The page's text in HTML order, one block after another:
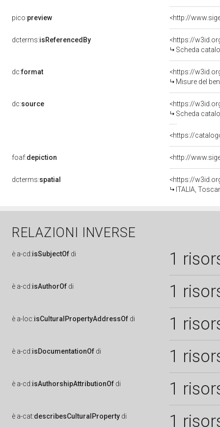
pico:preview
dcterms:isReferencedBy
<https://
Scheda
dc:format
<https://
Misure del
dc:source
<https://
Scheda
<https://
foaf:depiction
dcterms:spatial
<https://
ITALIA,
RELAZIONI INVERSE
è a-cd:isSubjectOf di 1
è a-cd:isAuthorOf di 1
è a-loc:isCulturalPropertyAddressOf di 1
è a-cd:isDocumentationOf di 1
è a-cd:isAuthorshipAttributionOf di 1
è a-cat:describesCulturalProperty di 1